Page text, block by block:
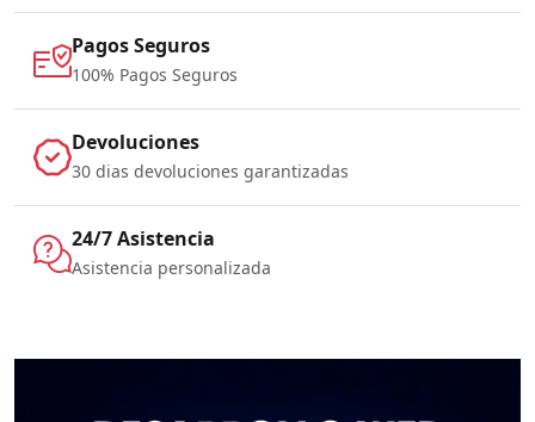
Pagos Seguros
100% Pagos Seguros
Devoluciones
30 dias devoluciones garantizadas
24/7 Asistencia
Asistencia personalizada